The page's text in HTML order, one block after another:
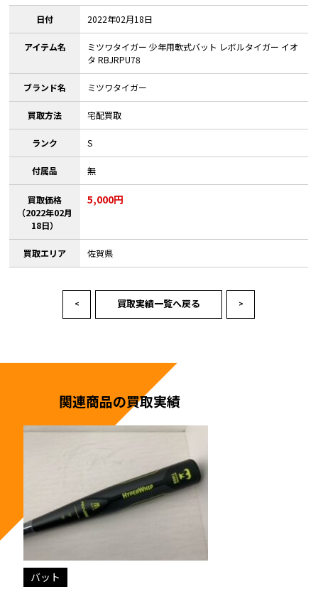
日付 2022年02月18日
アイテム名
ミツワタイガー 少年用軟式バット レボルタイガー イオ
タ RBJRPU78
ブランド名 ミツワタイガー
買取方法 宅配買取
ランク S
付属品 無
買取価格
（2022年02月
18日）
5,000円
買取エリア 佐賀県
< 買取実績一覧へ戻る >
関連商品の買取実績
バット